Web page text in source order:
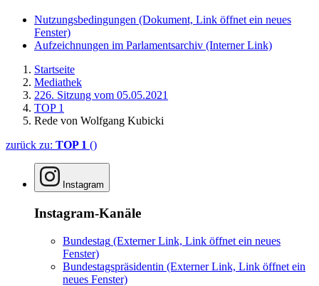
Nutzungsbedingungen (Dokument, Link öffnet ein neues
Fenster)
Aufzeichnungen im Parlamentsarchiv (Interner Link)
Startseite
Mediathek
226. Sitzung vom 05.05.2021
TOP 1
Rede von Wolfgang Kubicki
zurück zu: TOP 1 ()
Instagram
Instagram-Kanäle
Bundestag (Externer Link, Link öffnet ein neues
Fenster)
Bundestagspräsidentin (Externer Link, Link öffnet ein
neues Fenster)